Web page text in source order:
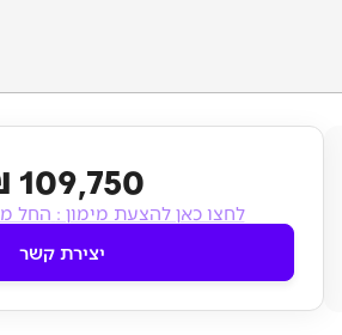
109,750 ₪
לחצו כאן להצעת מימון : החל מ 1,291 ₪ לחודש
יצירת קשר